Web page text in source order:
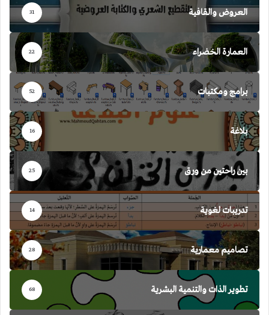
العروض والقافية 31
العمارة الخضراء 22
برامج ومكتبات 52
بلاغة 16
بين راحتين من ورق 25
تدريبات لغوية 14
تصاميم معمارية 28
تطوير الذات والتنمية البشرية 68